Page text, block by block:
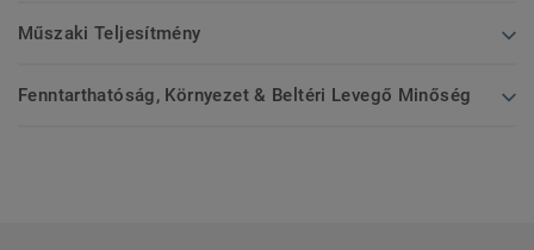
Műszaki Teljesítmény
Fenntarthatóság, Környezet & Beltéri Levegő Minőség